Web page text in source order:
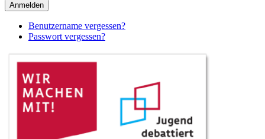
Anmelden
Benutzername vergessen?
Passwort vergessen?